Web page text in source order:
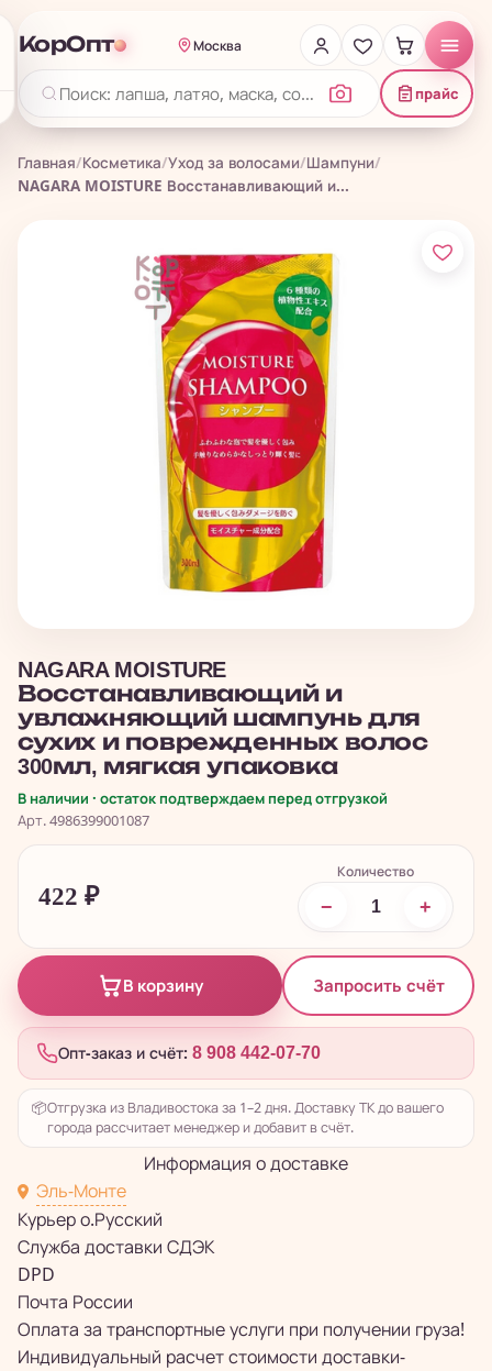
КорОпт Москва
прайс
Главная/Косметика/Уход за волосами/Шампуни/
NAGARA MOISTURE Восстанавливающий и...
NAGARA MOISTURE
Восстанавливающий и
увлажняющий шампунь для
сухих и поврежденных волос
300мл, мягкая упаковка
В наличии · остаток подтверждаем перед отгрузкой
Арт. 4986399001087
422 ₽
Количество
− +
В корзину Запросить счёт
Опт-заказ и счёт: 8 908 442-07-70
📦Отгрузка из Владивостока за 1–2 дня. Доставку ТК до вашего
города рассчитает менеджер и добавит в счёт.
Информация о доставке
Эль-Монте
Курьер о.Русский
Служба доставки СДЭК
DPD
Почта России
Оплата за транспортные услуги при получении груза!
Индивидуальный расчет стоимости доставки-